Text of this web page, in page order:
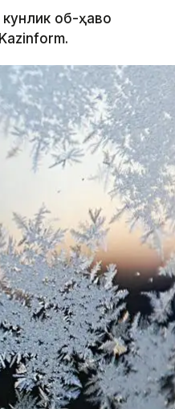
кунлик об-ҳаво